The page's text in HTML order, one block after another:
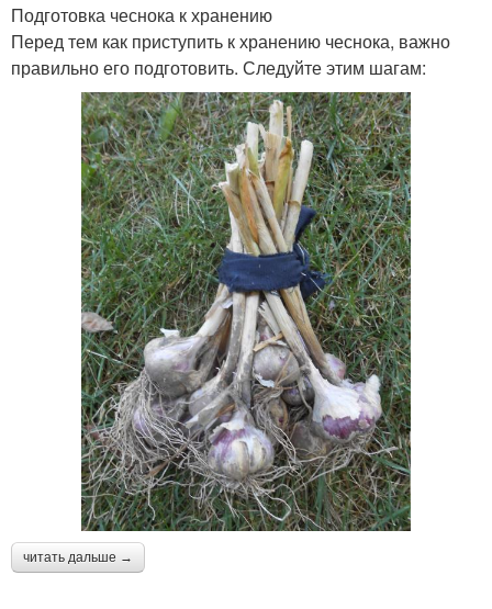
Подготовка чеснока к хранению
Перед тем как приступить к хранению чеснока, важно
правильно его подготовить. Следуйте этим шагам:
читать дальше →